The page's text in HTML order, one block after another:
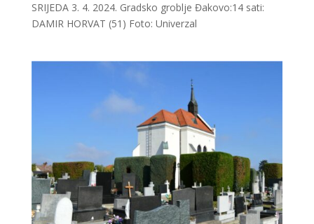
SRIJEDA 3. 4. 2024. Gradsko groblje Đakovo:14 sati:
DAMIR HORVAT (51) Foto: Univerzal